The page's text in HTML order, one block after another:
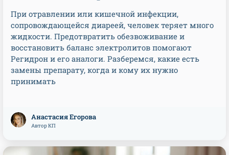
При отравлении или кишечной инфекции,
сопровождающейся диареей, человек теряет много
жидкости. Предотвратить обезвоживание и
восстановить баланс электролитов помогают
Регидрон и его аналоги. Разберемся, какие есть
замены препарату, когда и кому их нужно
принимать
Анастасия Егорова
Автор КП